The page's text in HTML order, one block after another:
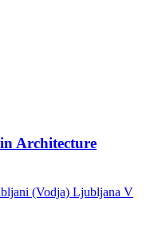
Architecture
(Vodja) Ljubljana V